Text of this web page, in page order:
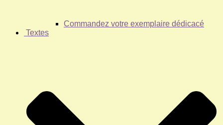
Commandez votre exemplaire dédicacé
Textes